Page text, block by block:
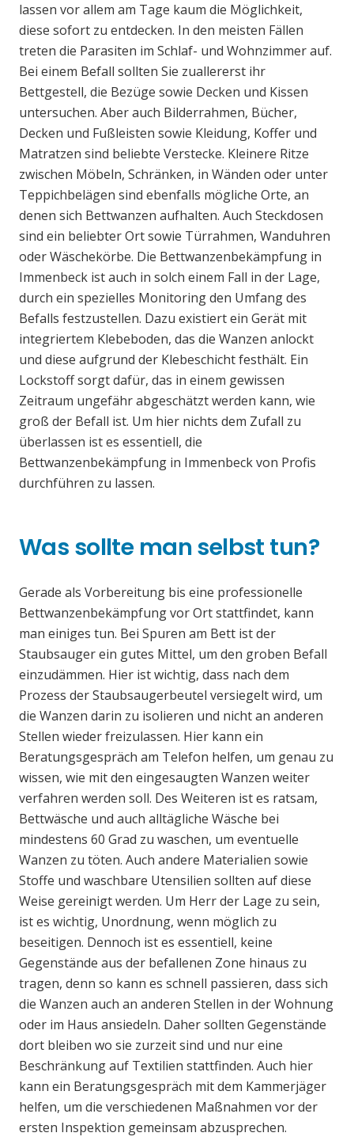
lassen vor allem am Tage kaum die Möglichkeit,
diese sofort zu entdecken. In den meisten Fällen
treten die Parasiten im Schlaf- und Wohnzimmer auf.
Bei einem Befall sollten Sie zuallererst ihr
Bettgestell, die Bezüge sowie Decken und Kissen
untersuchen. Aber auch Bilderrahmen, Bücher,
Decken und Fußleisten sowie Kleidung, Koffer und
Matratzen sind beliebte Verstecke. Kleinere Ritze
zwischen Möbeln, Schränken, in Wänden oder unter
Teppichbelägen sind ebenfalls mögliche Orte, an
denen sich Bettwanzen aufhalten. Auch Steckdosen
sind ein beliebter Ort sowie Türrahmen, Wanduhren
oder Wäschekörbe. Die Bettwanzenbekämpfung in
Immenbeck ist auch in solch einem Fall in der Lage,
durch ein spezielles Monitoring den Umfang des
Befalls festzustellen. Dazu existiert ein Gerät mit
integriertem Klebeboden, das die Wanzen anlockt
und diese aufgrund der Klebeschicht festhält. Ein
Lockstoff sorgt dafür, das in einem gewissen
Zeitraum ungefähr abgeschätzt werden kann, wie
groß der Befall ist. Um hier nichts dem Zufall zu
überlassen ist es essentiell, die
Bettwanzenbekämpfung in Immenbeck von Profis
durchführen zu lassen.
Was sollte man selbst tun?
Gerade als Vorbereitung bis eine professionelle
Bettwanzenbekämpfung vor Ort stattfindet, kann
man einiges tun. Bei Spuren am Bett ist der
Staubsauger ein gutes Mittel, um den groben Befall
einzudämmen. Hier ist wichtig, dass nach dem
Prozess der Staubsaugerbeutel versiegelt wird, um
die Wanzen darin zu isolieren und nicht an anderen
Stellen wieder freizulassen. Hier kann ein
Beratungsgespräch am Telefon helfen, um genau zu
wissen, wie mit den eingesaugten Wanzen weiter
verfahren werden soll. Des Weiteren ist es ratsam,
Bettwäsche und auch alltägliche Wäsche bei
mindestens 60 Grad zu waschen, um eventuelle
Wanzen zu töten. Auch andere Materialien sowie
Stoffe und waschbare Utensilien sollten auf diese
Weise gereinigt werden. Um Herr der Lage zu sein,
ist es wichtig, Unordnung, wenn möglich zu
beseitigen. Dennoch ist es essentiell, keine
Gegenstände aus der befallenen Zone hinaus zu
tragen, denn so kann es schnell passieren, dass sich
die Wanzen auch an anderen Stellen in der Wohnung
oder im Haus ansiedeln. Daher sollten Gegenstände
dort bleiben wo sie zurzeit sind und nur eine
Beschränkung auf Textilien stattfinden. Auch hier
kann ein Beratungsgespräch mit dem Kammerjäger
helfen, um die verschiedenen Maßnahmen vor der
ersten Inspektion gemeinsam abzusprechen.